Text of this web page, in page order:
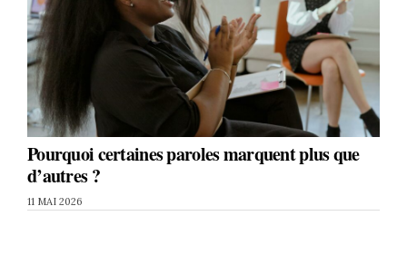
Pourquoi certaines paroles marquent plus que
d’autres ?
11 MAI 2026